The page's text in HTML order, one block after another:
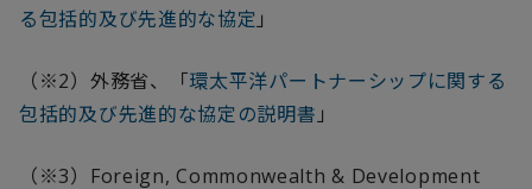
る包括的及び先進的な協定 」
（※2）外務省、「環太平洋パートナーシップに関する
包括的及び先進的な協定の説明書 」
（※3） Foreign, Commonwealth & Development